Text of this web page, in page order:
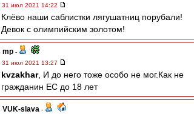
31 июл 2021 14:22
Клёво наши саблистки лягушатниц порубали!
Девок с олимпийским золотом!
mp -
31 июл 2021 13:27
kvzakhar, И до него тоже особо не мог.Как не
гражданин ЕС до 18 лет
VUK-slava -